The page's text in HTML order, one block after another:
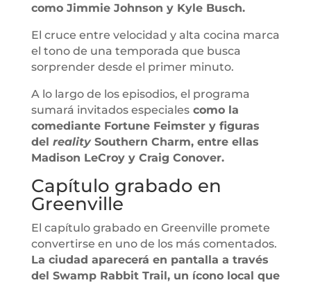
como Jimmie Johnson y Kyle Busch.
El cruce entre velocidad y alta cocina marca
el tono de una temporada que busca
sorprender desde el primer minuto.
A lo largo de los episodios, el programa
sumará invitados especialescomo la
comediante Fortune Feimster y figuras
del realitySouthern Charm, entre ellas
Madison LeCroy y Craig Conover.
Capítulo grabado en
Greenville
El capítulo grabado en Greenville promete
convertirse en uno de los más comentados.
La ciudad aparecerá en pantalla a través
del Swamp Rabbit Trail, un ícono local que